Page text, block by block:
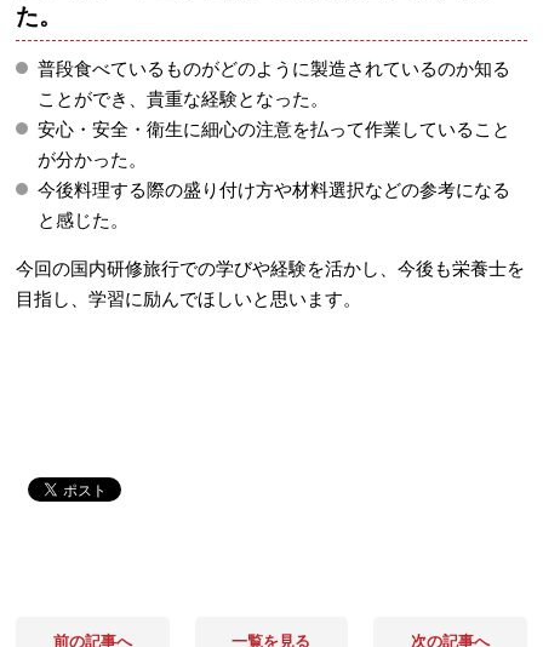
た。
普段食べているものがどのように製造されているのか知る
ことができ、貴重な経験となった。
安心・安全・衛生に細心の注意を払って作業していること
が分かった。
今後料理する際の盛り付け方や材料選択などの参考になる
と感じた。
今回の国内研修旅行での学びや経験を活かし、今後も栄養士を
目指し、学習に励んでほしいと思います。
前の記事へ 一覧を見る 次の記事へ